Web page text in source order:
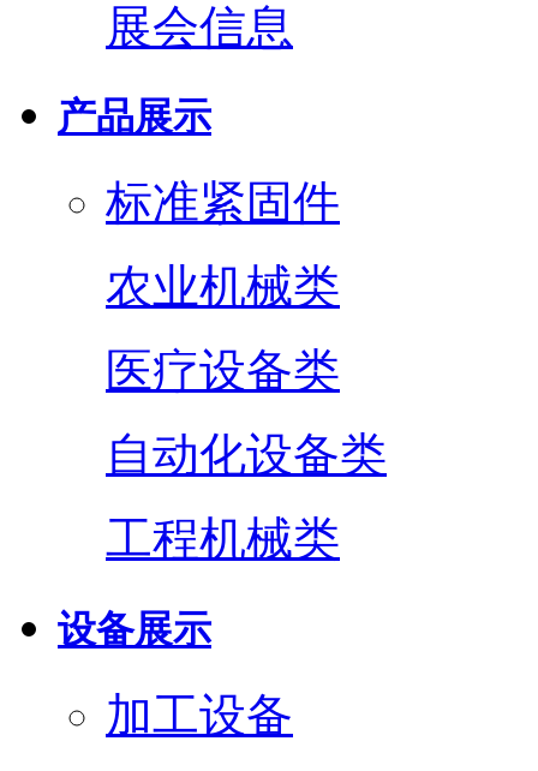
展会信息
产品展示
标准紧固件
农业机械类
医疗设备类
自动化设备类
工程机械类
设备展示
加工设备